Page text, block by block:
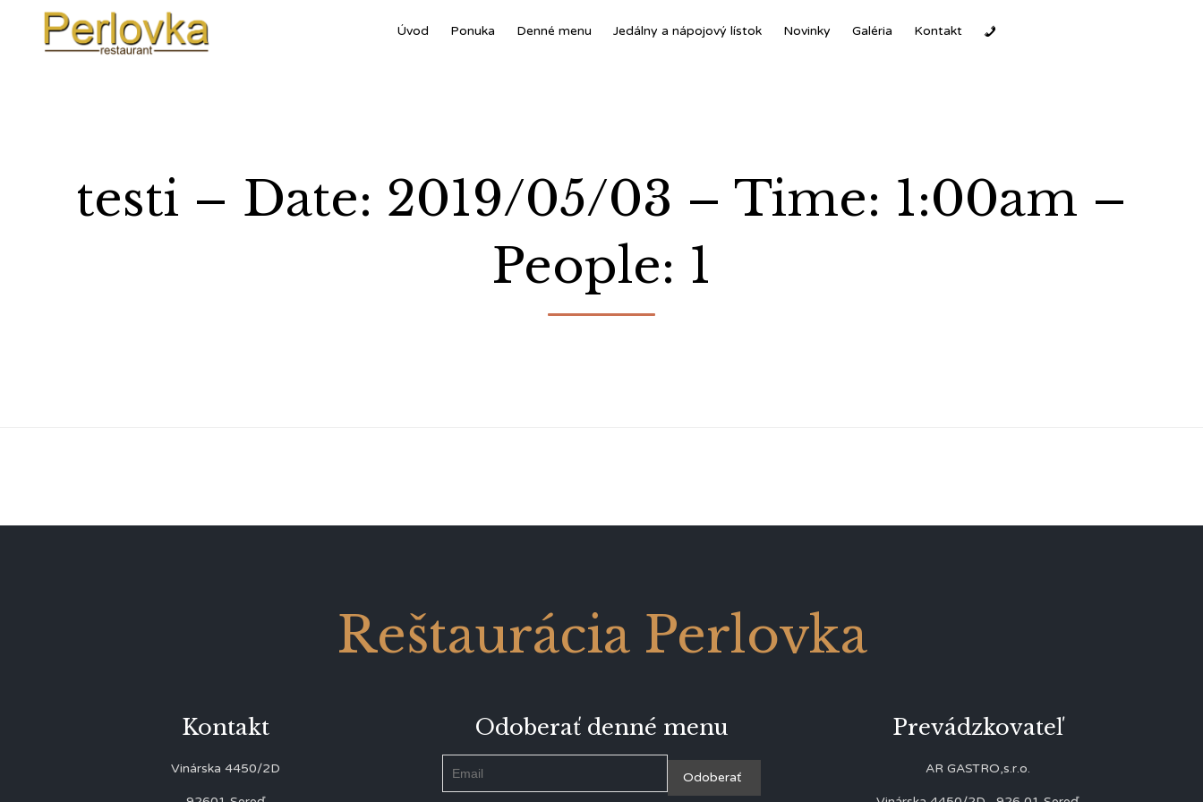
Úvod Ponuka Denné menu Jedálny a nápojový lístok Novinky Galéria Kontakt
testi – Date: 2019/05/03 – Time: 1:00am –
People: 1
Reštaurácia Perlovka
Kontakt
Vinárska 4450/2D
Odoberať denné menu Prevádzkovateľ
AR GASTRO,s.r.o.